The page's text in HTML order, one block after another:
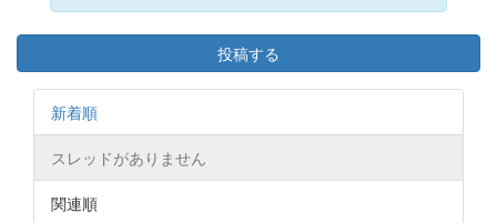
投稿する
新着順
スレッドがありません
関連順